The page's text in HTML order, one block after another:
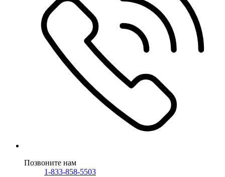
Позвоните нам
1-833-858-5503